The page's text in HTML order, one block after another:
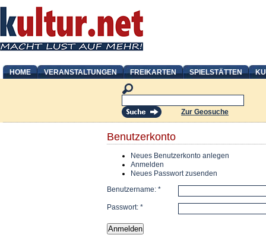
HOME VERANSTALTUNGEN FREIKARTEN SPIELSTÄTTEN
Zur Geosuche
Benutzerkonto
Neues Benutzerkonto anlegen
Anmelden
Neues Passwort zusenden
Benutzername: *
Passwort: *